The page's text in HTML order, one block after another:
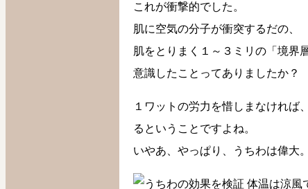
これが衝撃的でした。
肌に空気の分子が衝突するだの、
肌をとりまく１～３ミリの「境界
意識したことってありましたか？
１ワットの労力を惜しまなければ
るということですよね。
いやあ、やっぱり、うちわは偉大。